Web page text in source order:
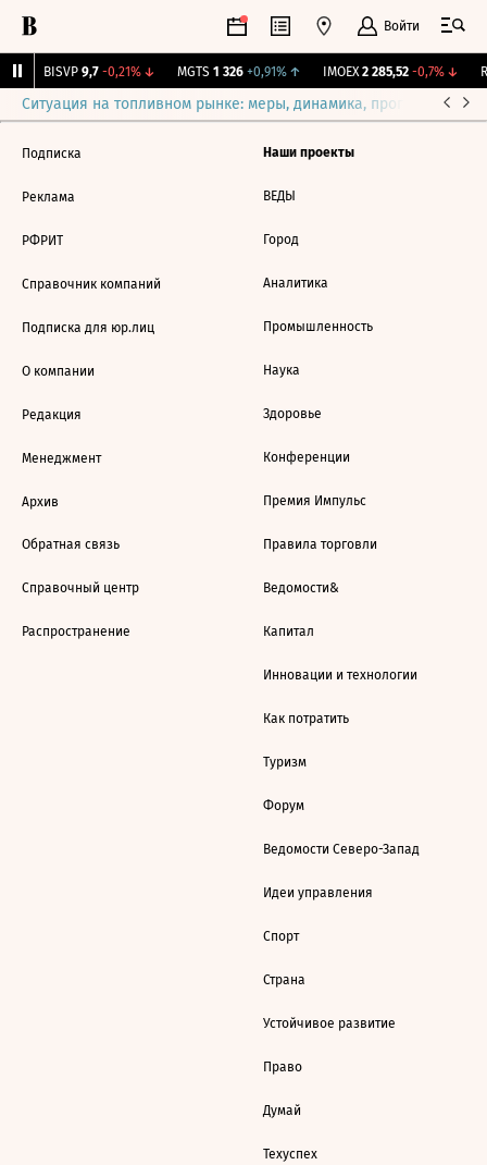
Войти
BISVP 9,7 -0,21%↓ MGTS 1 326 +0,91%↑ IMOEX 2 285,52 -0,7%↓
Ситуация на топливном рынке: меры, динамика, прогнозы
Подписка
Реклама
РФРИТ
Справочник компаний
Подписка для юр.лиц
О компании
Редакция
Менеджмент
Архив
Обратная связь
Справочный центр
Распространение
Наши проекты
ВЕДЫ
Город
Аналитика
Промышленность
Наука
Здоровье
Конференции
Премия Импульс
Правила торговли
Ведомости&
Капитал
Инновации и технологии
Как потратить
Туризм
Форум
Ведомости Северо-Запад
Идеи управления
Спорт
Страна
Устойчивое развитие
Право
Думай
Техуспех